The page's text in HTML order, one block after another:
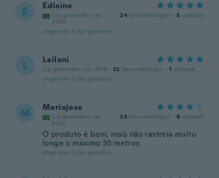
E Edlaine
Lid geworden van
2020
· 24 beoordelingen · 5 uploads
ongeveer 5 jaar geleden
L Leilani
Lid geworden van 2019 · 32 beoordelingen · 1 uploads
ongeveer 5 jaar geleden
M Mariajose
Lid geworden van
2020
· 28 beoordelingen · 6 uploads
O produto é bom, mais não rastreia muito
longe o máximo 30 metros
ongeveer 5 jaar geleden